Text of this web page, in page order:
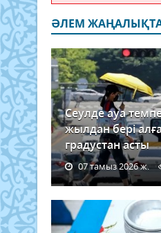
ӘЛЕМ
Сеулде ауа
жылдан бері
градустан асты
07 тамыз 2026 ж.